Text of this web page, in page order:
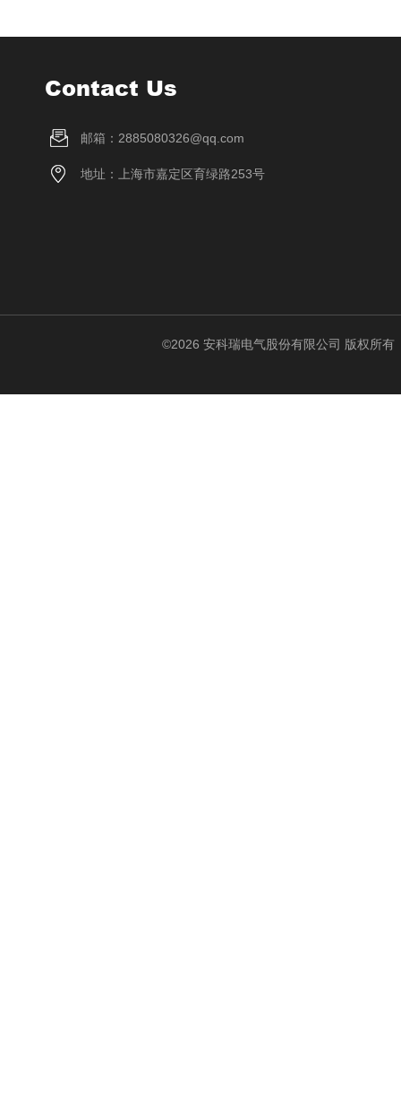
Contact Us
邮箱：2885080326@qq.com
地址：上海市嘉定区育绿路253号
©2026 安科瑞电气股份有限公司 版权所